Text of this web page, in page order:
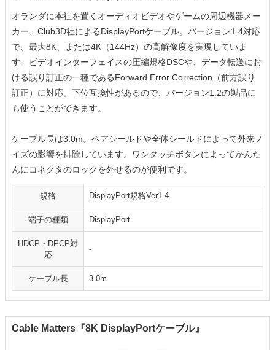
オランダに本社を置くオーディオビデオやゲームの周辺機器メー
カー、Club3D社によるDisplayPortケーブル。バージョン1.4対応
で、最大8K、または4K（144Hz）の高解像度を実現していま
す。ビデオインターフェイスの圧縮規格DSCや、データ転送にお
ける誤り訂正の一種であるForward Error Correction（前方誤り
訂正）に対応。下位互換性があるので、バージョン1.2の製品に
も使うことができます。
ケーブル長は3.0m。ペアシールドや全体シールドによって外来ノ
イズの影響を排除しています。ワンタッチボタンによってかんた
んにコネクタのロックを外せるのが便利です。
規格 DisplayPort規格Ver1.4
端子の種類 DisplayPort
HDCP・DPCP対
応
-
ケーブル長 3.0m
Cable Matters『8K DisplayPortケーブル』